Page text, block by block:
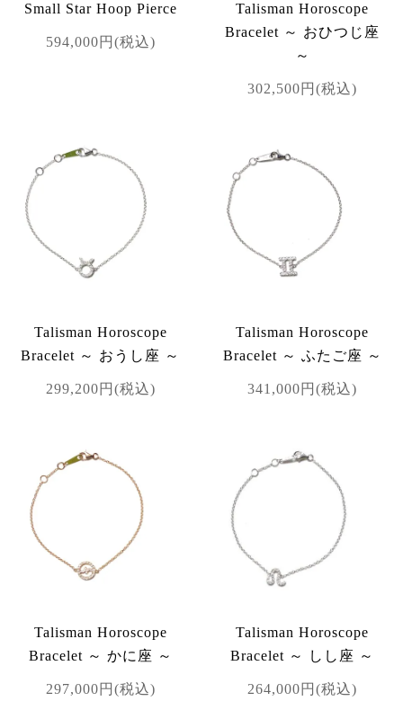
Small Star Hoop Pierce
594,000円(税込)
Talisman Horoscope
Bracelet ～ おひつじ座
～
302,500円(税込)
Talisman Horoscope
Bracelet ～ おうし座 ～
299,200円(税込)
Talisman Horoscope
Bracelet ～ ふたご座 ～
341,000円(税込)
Talisman Horoscope
Bracelet ～ かに座 ～
297,000円(税込)
Talisman Horoscope
Bracelet ～ しし座 ～
264,000円(税込)